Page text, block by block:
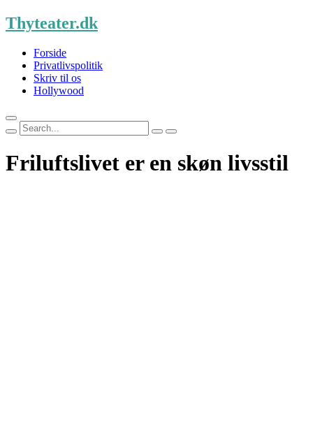
Skip
to
Thyteater.dk
Forside
Privatlivspolitik
Skriv til os
Hollywood
Search
for:
Friluftslivet er en skøn livsstil